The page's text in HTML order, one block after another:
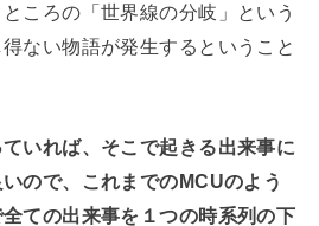
ころの「世界線の分岐」という
ない物語が発生するということ
いれば、そこで起きる出来事に
ので、これまでのMCUのよう
ての出来事を１つの時系列の下